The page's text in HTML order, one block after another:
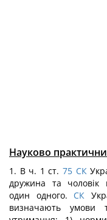
Науково
1. В ч. 1 ст. 75 СК
дружина та чоловік
один одного. СК
визначають умови